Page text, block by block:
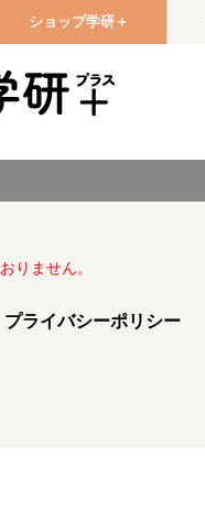
ショップ学研＋
りません。
プライバシーポリシー